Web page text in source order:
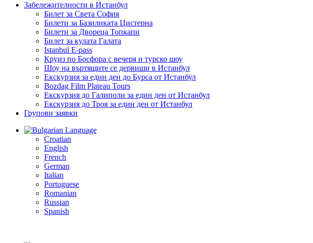
Забележителности в Истанбул
Билет за Света София
Билети за Базиликата Цистерна
Билети за Двореца Топкапи
Билет за кулата Галата
Istanbul E-pass
Круиз по Босфора с вечеря и турско шоу
Шоу на въртящите се дервиши в Истанбул
Екскурзия за един ден до Бурса от Истанбул
Bozdag Film Plateau Tours
Екскурзия до Галиполи за един ден от Истанбул
Екскурзия до Троя за един ден от Истанбул
Групови заявки
Language
Croatian
English
French
German
Italian
Portuguese
Romanian
Russian
Spanish